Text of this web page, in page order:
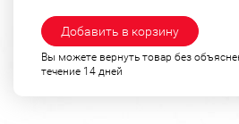
Добавить в корзину
Вы можете вернуть товар без
течение 14 дней